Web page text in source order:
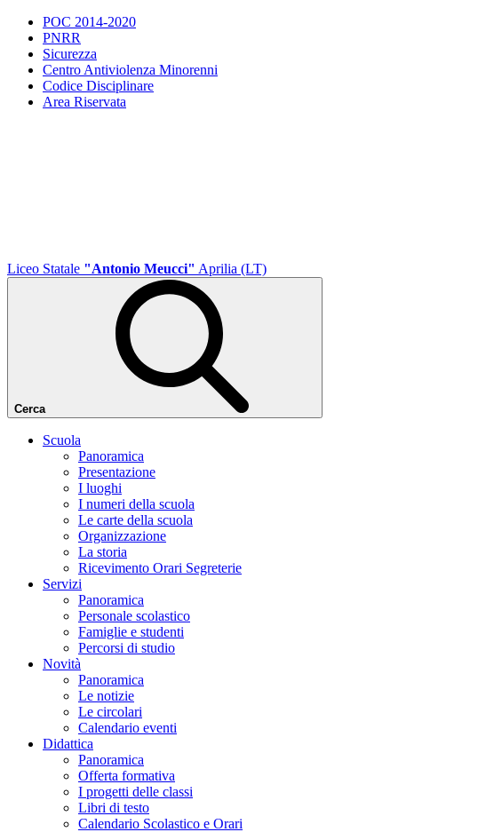
POC 2014-2020
PNRR
Sicurezza
Centro Antiviolenza Minorenni
Codice Disciplinare
Area Riservata
Liceo Statale "Antonio Meucci" Aprilia (LT)
Cerca
Scuola
Panoramica
Presentazione
I luoghi
I numeri della scuola
Le carte della scuola
Organizzazione
La storia
Ricevimento Orari Segreterie
Servizi
Panoramica
Personale scolastico
Famiglie e studenti
Percorsi di studio
Novità
Panoramica
Le notizie
Le circolari
Calendario eventi
Didattica
Panoramica
Offerta formativa
I progetti delle classi
Libri di testo
Calendario Scolastico e Orari